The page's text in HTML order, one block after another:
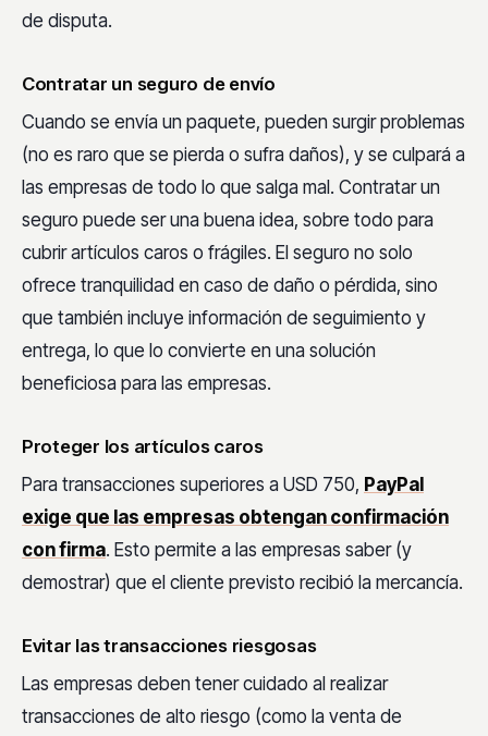
de disputa.
Contratar un seguro de envío
Cuando se envía un paquete, pueden surgir problemas
(no es raro que se pierda o sufra daños), y se culpará a
las empresas de todo lo que salga mal. Contratar un
seguro puede ser una buena idea, sobre todo para
cubrir artículos caros o frágiles. El seguro no solo
ofrece tranquilidad en caso de daño o pérdida, sino
que también incluye información de seguimiento y
entrega, lo que lo convierte en una solución
beneficiosa para las empresas.
Proteger los artículos caros
Para transacciones superiores a USD 750, PayPal
exige que las empresas obtengan confirmación
con firma. Esto permite a las empresas saber (y
demostrar) que el cliente previsto recibió la mercancía.
Evitar las transacciones riesgosas
Las empresas deben tener cuidado al realizar
transacciones de alto riesgo (como la venta de